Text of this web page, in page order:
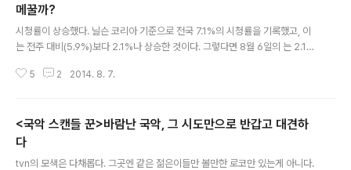
메꿀까?
시청률이 상승했다. 닐슨 코리아 기준으로 전국 7.1%의 시청률을 기록했고, 이
는 전주 대비(5.9%)보다 2.1%나 상승한 것이다. 그렇다면 8월 6일의 는 2.1%
공포 영화 을 홍보하러 나온, 손병호, 연우진, 정유미, 도희였다. 영화 홍보하러
하고 전파시킨 바로 그 '소문이 자자한' 게임의 주인공 아닌가. 단지 재밌는 게임
을 생각해 내서가 아니라, 그 게임이 유포되기 까지, 그 과정에 악역을 밥 먹듯이
한 배우 손병호가 아니라, 소탈한 삶의 재미를 느낄 줄 아는 손병호가 있..
5 2 2014. 8. 7.
<국악 스캔들 꾼>바람난 국악, 그 시도만으로 반갑고 대견하
다
tvn의 모색은 다채롭다. 그곳엔 같은 젊은이들만 볼만한 로코만 있는게 아니다.